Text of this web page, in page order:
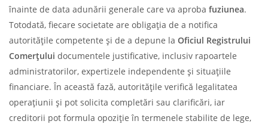
înainte de data adunării generale care va aproba fuziunea.
Totodată, fiecare societate are obligația de a notifica
autoritățile competente și de a depune la Oficiul Registrului
Comerțului documentele justificative, inclusiv rapoartele
administratorilor, expertizele independente și situațiile
financiare. În această fază, autoritățile verifică legalitatea
operațiunii și pot solicita completări sau clarificări, iar
creditorii pot formula opoziție în termenele stabilite de lege,